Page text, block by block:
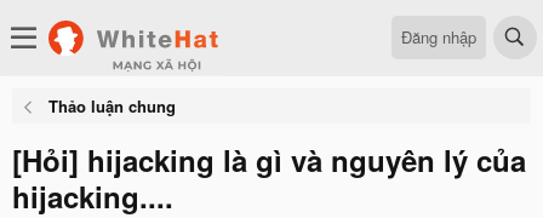
Đăng nhập
Thảo luận chung
[Hỏi] hijacking là gì và nguyên lý của
hijacking....